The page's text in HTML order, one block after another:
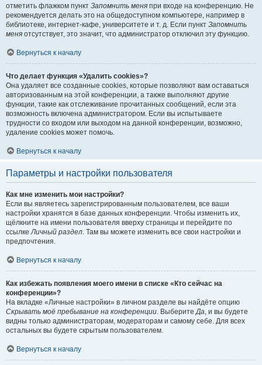
отметить флажком пункт Запомнить меня при входе на конференцию. Не
рекомендуется делать это на общедоступном компьютере, например в
библиотеке, интернет-кафе, университете и т. д. Если пункт Запомнить
меня отсутствует, это значит, что администратор отключил эту функцию.
Вернуться к началу
Что делает функция «Удалить cookies»?
Она удаляет все созданные cookies, которые позволяют вам оставаться
авторизованным на этой конференции, а также выполняют другие
функции, такие как отслеживание прочитанных сообщений, если эта
возможность включена администратором. Если вы испытываете
трудности со входом или выходом на данной конференции, возможно,
удаление cookies может помочь.
Вернуться к началу
Параметры и настройки пользователя
Как мне изменить мои настройки?
Если вы являетесь зарегистрированным пользователем, все ваши
настройки хранятся в базе данных конференции. Чтобы изменить их,
щёлкните на имени пользователя вверху страницы и перейдите по
ссылкеЛичный раздел. Там вы можете изменить все свои настройки и
предпочтения.
Вернуться к началу
Как избежать появления моего имени в списке «Кто сейчас на
конференции»?
На вкладке «Личные настройки» в личном разделе вы найдёте опцию
Скрывать моё пребывание на конференции. ВыберитеДа, и вы будете
видны только администраторам, модераторам и самому себе. Для всех
остальных вы будете скрытым пользователем.
Вернуться к началу